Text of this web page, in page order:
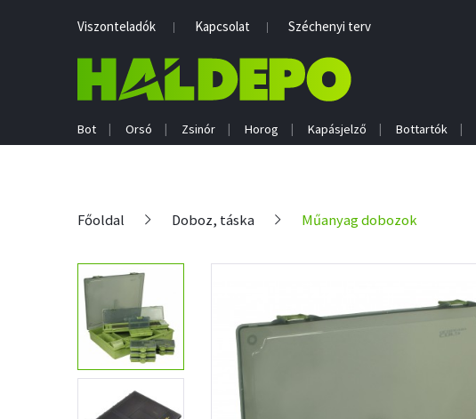
Viszonteladók Kapcsolat Széchenyi terv
Bot Orsó Zsinór Horog Kapásjelző Bottartók
Főoldal Doboz, táska Műanyag dobozok